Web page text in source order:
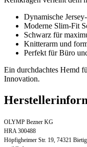
Dynamische
Moderne Slim-Fit
Schwarz für
Knitterarm und
Perfekt für Büro
Ein durchdachtes Hemd
Innovation.
OLYMP Bezner KG
HRA 300488
Höpfigheimer Str. 19, 74321